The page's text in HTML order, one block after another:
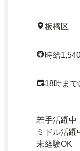
板橋区
時給
18時まで
若手活躍中
ミドル活躍
未経験OK